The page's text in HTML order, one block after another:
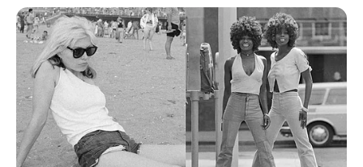
Исцелителна и
чудотворна моќ на
Црн Камен до
манастир во Велес